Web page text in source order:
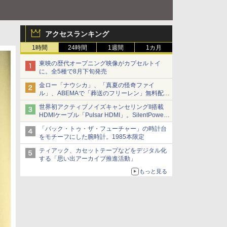
アクセスランキング
1時間 24時間 1週間 1カ月
東映の歴代オープニング映像がカプセルトイ
に。全5種で8月下旬発売
金ロー「ナウシカ」、「真夏の怪奇ファイ
ル」、ABEMAで「葬送のフリーレン」無料配信
など。夏の特番・配信情報
世界初アクティブノイズキャンセリングII搭載
HDMIケーブル「Pulsar HDMI」。SilentPower
から
「バック・トゥ・ザ・フューチャー」の時計台
をモチーフにした腕時計。1985本限定
ティアック、カセットテープなどをデジタル化
する「思い出アーカイブ推進活動」
もっと見る